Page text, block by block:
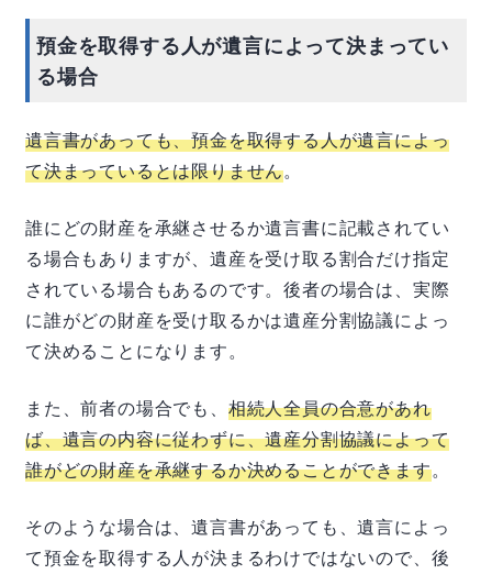
相続手続きができるようになりました。大変便
利な制度ですが、いくつかのデメリットもあり
預金を取得する人が遺言によって決まってい
る場合
遺言書があっても、預金を取得する人が遺言によっ
て決まっているとは限りません。
誰にどの財産を承継させるか遺言書に記載されてい
る場合もありますが、遺産を受け取る割合だけ指定
されている場合もあるのです。後者の場合は、実際
に誰がどの財産を受け取るかは遺産分割協議によっ
て決めることになります。
また、前者の場合でも、 相続人全員の合意があれ
ば、遺言の内容に従わずに、遺産分割協議によって
誰がどの財産を承継するか決めることができます。
そのような場合は、遺言書があっても、遺言によっ
て預金を取得する人が決まるわけではないので、後